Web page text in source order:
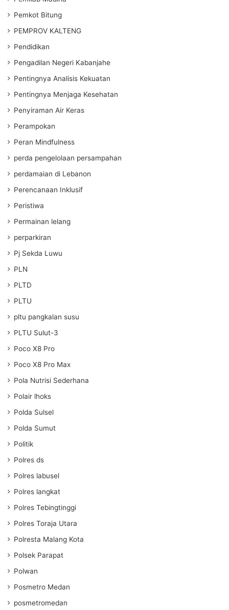
Pemkot Bitung
PEMPROV KALTENG
Pendidikan
Pengadilan Negeri Kabanjahe
Pentingnya Analisis Kekuatan
Pentingnya Menjaga Kesehatan
Penyiraman Air Keras
Perampokan
Peran Mindfulness
perda pengelolaan persampahan
perdamaian di Lebanon
Perencanaan Inklusif
Peristiwa
Permainan lelang
perparkiran
Pj Sekda Luwu
PLN
PLTD
PLTU
pltu pangkalan susu
PLTU Sulut-3
Poco X8 Pro
Poco X8 Pro Max
Pola Nutrisi Sederhana
Polair lhoks
Polda Sulsel
Polda Sumut
Politik
Polres ds
Polres labusel
Polres langkat
Polres Tebingtinggi
Polres Toraja Utara
Polresta Malang Kota
Polsek Parapat
Polwan
Posmetro Medan
posmetromedan